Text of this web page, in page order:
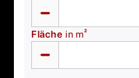
Fläche in m²